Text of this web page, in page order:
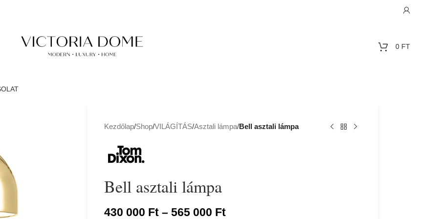
0 FT
Kezdőlap/Shop/VILÁGÍTÁS/Asztali lámpa/Bell asztali lámpa
Bell asztali lámpa
430 000 Ft – 565 000 Ft